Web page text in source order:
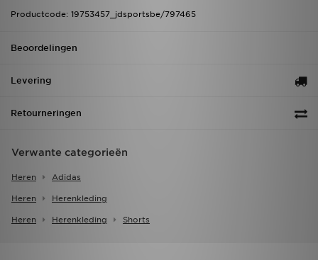
Productcode: 19753457_jdsportsbe/797465
Beoordelingen
Levering
Retourneringen
Verwante categorieën
Heren Adidas
Heren Herenkleding
Heren Herenkleding Shorts